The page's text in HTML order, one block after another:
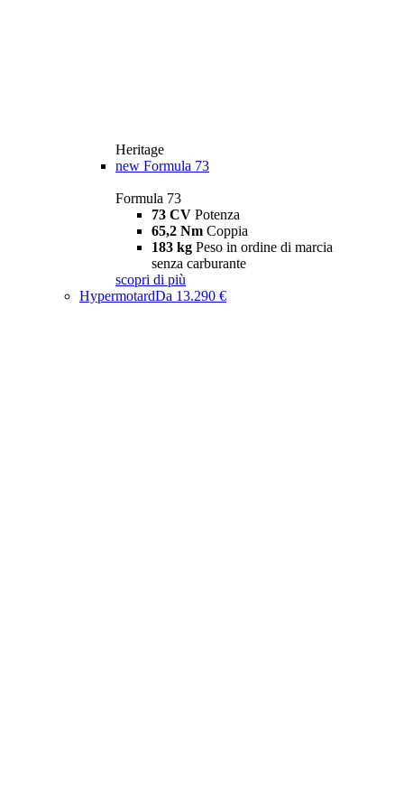
Heritage
new Formula 73
Formula 73
73 CV Potenza
65,2 Nm Coppia
183 kg Peso in ordine di marcia
senza carburante
scopri di più
HypermotardDa 13.290 €